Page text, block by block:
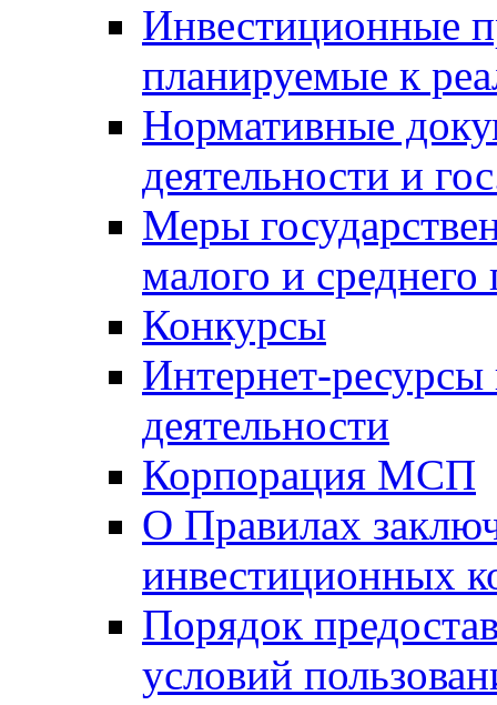
Инвестиционные
планируемые к
Нормативные
деятельности и
Меры
малого и среднего
Конкурсы
Интернет-
деятельности
Корпорация МСП
О Правилах
инвестиционных
Порядок
условий